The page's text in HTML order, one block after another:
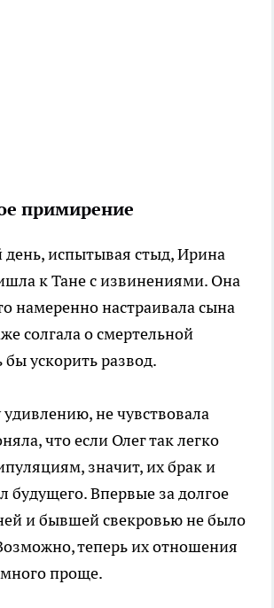
примирение
испытывая стыд, Ирина
к Тане с извинениями. Она
намеренно настраивала сына
солгала о смертельной
ускорить развод.
удивлению, не чувствовала
что если Олег так легко
значит, их брак и
будущего. Впервые за долгое
и бывшей свекровью не было
теперь их отношения
проще.